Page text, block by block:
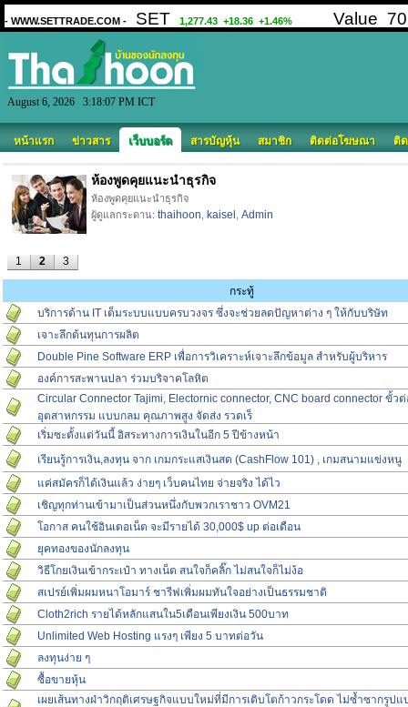
August 6, 2026 3:18:07 PM ICT
หน้าแรก ข่าวสาร เว็บบอร์ด สารบัญหุ้น สมาชิก ติดต่อโฆษณา ติ
ห้องพูดคุยแนะนำธุรกิจ
ห้องพูดคุยแนะนำธุรกิจ
ผู้ดูแลกระดาน: thaihoon kaisel Admin
1 2 3
กระทู้
บริการด้าน IT เต็มระบบแบบครบวงจร ซึ่งจะช่วยลดปัญหาต่าง ๆ ให้กับบริษัท
เจาะลึกต้นทุนการผลิต
Double Pine Software ERP เพื่อการวิเคราะห์เจาะลึกข้อมูล สำหรับผู้บริหาร
องค์การสะพานปลา ร่วมบริจาคโลหิต
Circular Connector Tajimi, Electornic connector, CNC board connector ขั้ว
อุตสาหกรรม แบบกลม คุณภาพสูง จัดส่ง รวดเร็
เริ่มซะตั้งแต่วันนี้ อิสระทางการเงินในอีก 5 ปีข้างหน้า
เรียนรู้การเงิน,ลงทุน จาก เกมกระแสเงินสด (CashFlow 101) , เกมสนามแข่งหนู
แค่สมัครก็ได้เงินแล้ว ง่ายๆ เว็บคนไทย จ่ายจริง ได้ไว
เชิญทุกท่านเข้ามาเป็นส่วนหนึ่งกับพวกเราชาว OVM21
โอกาส คนใช้อินเตอเน็ต จะมีรายได้ 30,000$ up ต่อเดือน
ยุคทองของนักลงทุน
วิธีโกยเงินเข้ากระเป๋า ทางเน็ต สนใจก็คลิ๊ก ไม่สนใจก็ไม่ง้อ
สเปรย์เพิ่มผมหนาโอมาร์ ชารีฟเพิ่มผมทันใจอย่างเป็นธรรมชาติ
Cloth2rich รายได้หลักแสนใน5เดือนเพียงเงิน 500บาท
Unlimited Web Hosting แรงๆ เพียง 5 บาทต่อวัน
ลงทุนง่าย ๆ
ซื้อขายหุ้น
เผยเส้นทางฝ่าวิกฤติเศรษฐกิจแบบใหม่ที่มีการเติบโตก้าวกระโดด ไม่ซ้ำซากรูปแ